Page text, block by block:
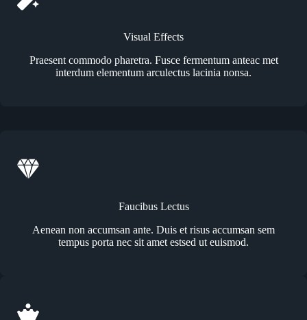
Visual Effects
Praesent commodo pharetra. Fusce fermentum anteac met
interdum elementum arculectus lacinia nonsa.
Faucibus Lectus
Aenean non accumsan ante. Duis et risus accumsan sem
tempus porta nec sit amet estsed ut euismod.